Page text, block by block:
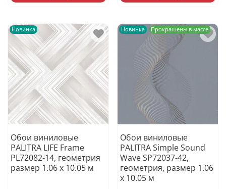
Новинка
Обои виниловые
PALITRA LIFE Frame
PL72082-14, геометрия
размер 1.06 х 10.05 м
Новинка Прокрашены в массе
Обои виниловые
PALITRA Simple Sound
Wave SP72037-42,
геометрия, размер 1.06
х 10.05 м